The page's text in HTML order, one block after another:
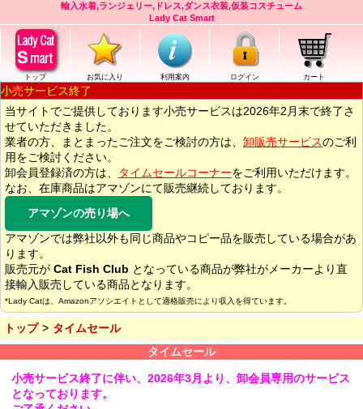
輸入水着,ランジェリー,ドレス,ダンス衣装,仮装コスチューム
Lady Cat Smart
トップ お気に入り 利用案内 ログイン カート
小売サービス終了
当サイトでご提供しております小売サービスは2026年2月末で終了さ
せていただきました。
業者の方、まとまったご注文をご検討の方は、 卸販売サービスのご利
用をご検討ください。
卸会員登録済の方は、
タイムセールコーナーをご利用いただけます。
なお、在庫商品はアマゾンにて販売継続しております。
アマゾンの売り場へ
アマゾンでは弊社以外も同じ商品やコピー品を販売している場合があ
ります。
販売元が Cat Fish Club となっている商品が弊社がメーカーより直
接輸入販売している商品となります。
*Lady Catは、Amazonアソシエイトとして適格販売により収入を得ています。
トップ
タイムセール
タイムセール
小売サービス終了に伴い、2026年3月より、卸会員専用のサービス
となっております。